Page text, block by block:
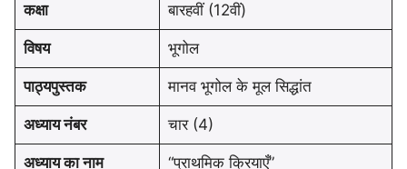
कक्षा बारहवीं (12वीं)
विषय भूगोल
पाठ्यपुस्तक मानव भूगोल के मूल सिद्धांत
अध्याय नंबर चार (4)
अध्याय का नाम “प्राथमिक क्रियाएँ”